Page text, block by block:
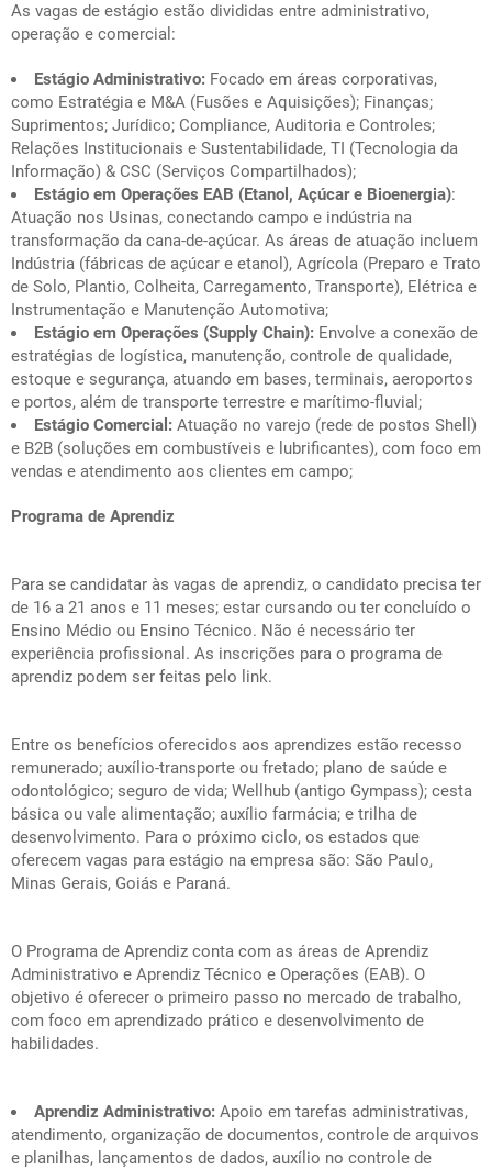
As vagas de estágio estão divididas entre administrativo,
operação e comercial:
Estágio Administrativo: Focado em áreas corporativas,
como Estratégia e M&A (Fusões e Aquisições); Finanças;
Suprimentos; Jurídico; Compliance, Auditoria e Controles;
Relações Institucionais e Sustentabilidade, TI (Tecnologia da
Informação) & CSC (Serviços Compartilhados);
Estágio em Operações EAB (Etanol, Açúcar e Bioenergia):
Atuação nos Usinas, conectando campo e indústria na
transformação da cana-de-açúcar. As áreas de atuação incluem
Indústria (fábricas de açúcar e etanol), Agrícola (Preparo e Trato
de Solo, Plantio, Colheita, Carregamento, Transporte), Elétrica e
Instrumentação e Manutenção Automotiva;
Estágio em Operações (Supply Chain): Envolve a conexão de
estratégias de logística, manutenção, controle de qualidade,
estoque e segurança, atuando em bases, terminais, aeroportos
e portos, além de transporte terrestre e marítimo-fluvial;
Estágio Comercial: Atuação no varejo (rede de postos Shell)
e B2B (soluções em combustíveis e lubrificantes), com foco em
vendas e atendimento aos clientes em campo;
Programa de Aprendiz
Para se candidatar às vagas de aprendiz, o candidato precisa ter
de 16 a 21 anos e 11 meses; estar cursando ou ter concluído o
Ensino Médio ou Ensino Técnico. Não é necessário ter
experiência profissional. As inscrições para o programa de
aprendiz podem ser feitas pelo link.
Entre os benefícios oferecidos aos aprendizes estão recesso
remunerado; auxílio-transporte ou fretado; plano de saúde e
odontológico; seguro de vida; Wellhub (antigo Gympass); cesta
básica ou vale alimentação; auxílio farmácia; e trilha de
desenvolvimento. Para o próximo ciclo, os estados que
oferecem vagas para estágio na empresa são: São Paulo,
Minas Gerais, Goiás e Paraná.
O Programa de Aprendiz conta com as áreas de Aprendiz
Administrativo e Aprendiz Técnico e Operações (EAB). O
objetivo é oferecer o primeiro passo no mercado de trabalho,
com foco em aprendizado prático e desenvolvimento de
habilidades.
Aprendiz Administrativo: Apoio em tarefas administrativas,
atendimento, organização de documentos, controle de arquivos
e planilhas, lançamentos de dados, auxílio no controle de